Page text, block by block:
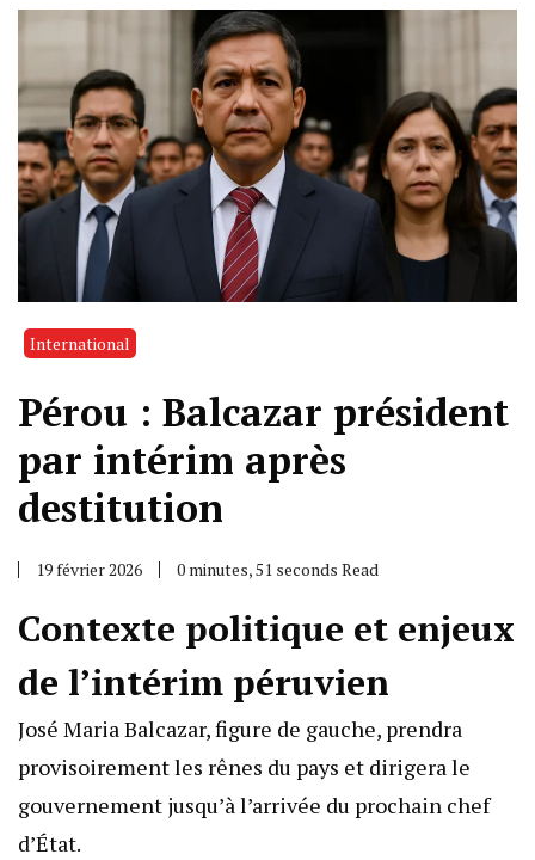
International
Pérou : Balcazar président
par intérim après
destitution
19 février 2026 0 minutes, 51 seconds Read
Contexte politique et enjeux
de l’intérim péruvien
José Maria Balcazar, figure de gauche, prendra
provisoirement les rênes du pays et dirigera le
gouvernement jusqu’à l’arrivée du prochain chef
d’État.